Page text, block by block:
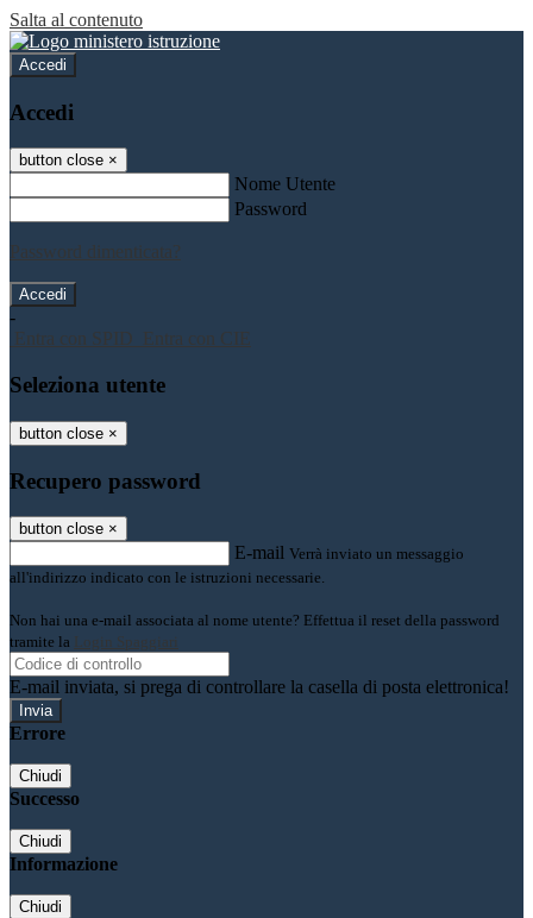
Salta al contenuto
Accedi
Accedi
button close ×
Nome Utente
Password
Password dimenticata?
-
Entra con SPID
Entra con CIE
Seleziona utente
button close ×
Recupero password
button close ×
E-mail Verrà inviato un messaggio
all'indirizzo indicato con le istruzioni necessarie.
Non hai una e-mail associata al nome utente? Effettua il reset della password
tramite la Login Spaggiari
E-mail inviata, si prega di controllare la casella di posta elettronica!
Errore
Chiudi
Successo
Chiudi
Informazione
Chiudi